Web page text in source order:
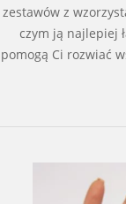
zestawów z
czym ją najlepiej
pomogą Ci rozwiać